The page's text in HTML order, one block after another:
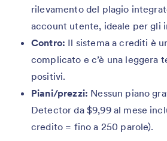
rilevamento del plagio
account utente, ideale per gli
Contro: Il sistema a crediti è
complicato e c’è una leggera
positivi.
Piani/prezzi: Nessun piano
Detector da $9,99 al mese
credito = fino a 250 parole).